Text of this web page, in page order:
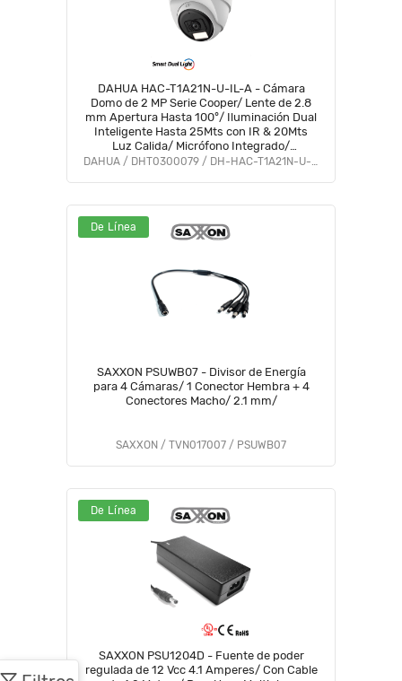
DAHUA HAC-T1A21N-U-IL-A - Cámara
Domo de 2 MP Serie Cooper/ Lente de 2.8
mm Apertura Hasta 100°/ Iluminación Dual
Inteligente Hasta 25Mts con IR & 20Mts
Luz Calida/ Micrófono Integrado/
Policarbonato/ #LoNuevo #OD #CD
DAHUA / DHT0300079 / DH-HAC-T1A21N-U-IL-A
De Línea
SAXXON PSUWB07 - Divisor de Energía
para 4 Cámaras/ 1 Conector Hembra + 4
Conectores Macho/ 2.1 mm/
SAXXON / TVN017007 / PSUWB07
De Línea
SAXXON PSU1204D - Fuente de poder
regulada de 12 Vcc 4.1 Amperes/ Con Cable